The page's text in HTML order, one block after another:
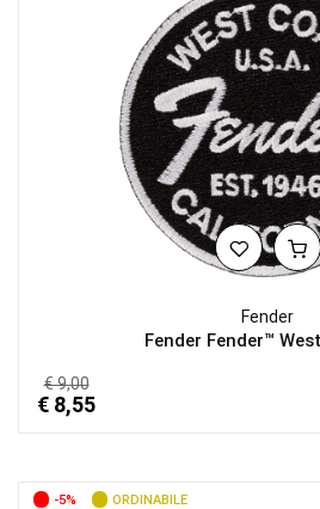
Fender
Fender Fender™
€ 9,00
€ 8,55
-5% ORDINABILE